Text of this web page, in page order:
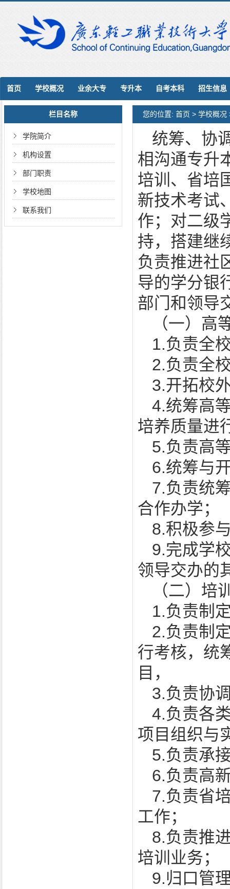
首页 学校概况 业余大专 专升本 自考本科 招生信息
栏目名称
学院简介
机构设置
部门职责
学校地图
联系我们
您的位置: 首页 > 学校概况
统筹、协
相沟通专升
培训、省培
新技术考试
作；对二级
持，搭建继
负责推进社
导的学分银
部门和领导
（一）高
1.负责全
2.负责全
3.开拓校
4.统筹高
培养质量进
5.负责高
6.统筹与
7.负责统
合作办学；
8.积极参
9.完成学
领导交办的
（二）培
1.负责制
2.负责制
行考核，统
目，
3.负责协
4.负责各
项目组织与
5.负责承
6.负责高
7.负责省
工作；
8.负责推
培训业务；
9.归口管